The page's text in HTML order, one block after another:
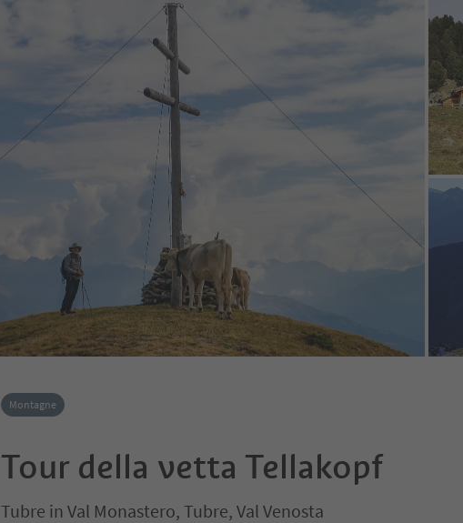
Montagne
Tour della vetta Tellakopf
Tubre in Val Monastero, Tubre, Val Venosta